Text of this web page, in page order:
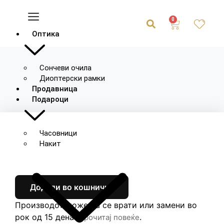
Оптика
Сончеви очила
Диоптерски рамки
Продавница
Подароци
Часовници
Накит
0
Додади во кошничка
Производот може да се врати или замени во
рок од 15 дена.
Прочитај повеќе.